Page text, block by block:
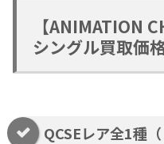
【ANIMATION
シングル買取価
QCSEレア全1種（